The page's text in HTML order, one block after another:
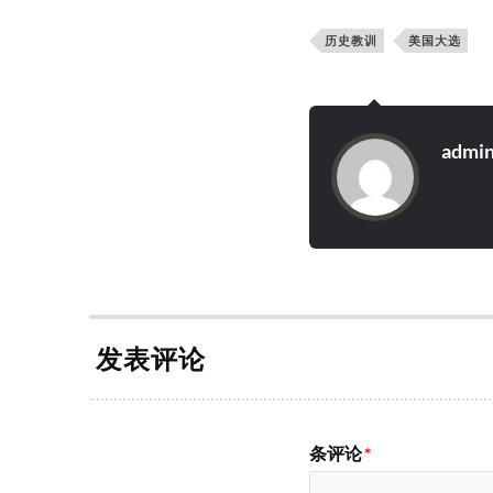
历史教训 美国大选
发表评论
条评论*